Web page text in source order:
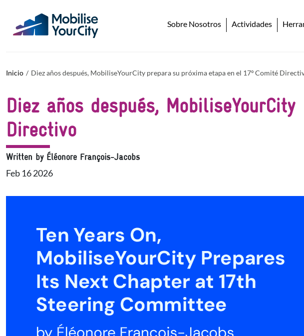
Sobre Nosotros Actividades
Inicio Diez años después, MobiliseYourCity prepara su próxima etapa en el 17º Comité
Diez años después,
Directivo
Written by Éléonore François-Jacobs
Feb 16 2026